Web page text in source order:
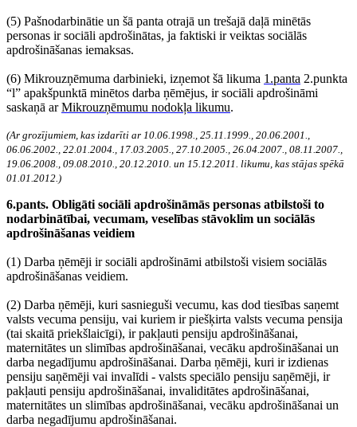
(5) Pašnodarbinātie un šā panta otrajā un trešajā daļā minētās
personas ir sociāli apdrošinātas, ja faktiski ir veiktas sociālās
apdrošināšanas iemaksas.
(6) Mikrouzņēmuma darbinieki, izņemot šā likuma 1.panta 2.punkta
“l” apakšpunktā minētos darba ņēmējus, ir sociāli apdrošināmi
saskaņā arMikrouzņēmumu nodokļa likumu.
(Ar grozījumiem, kas izdarīti ar 10.06.1998., 25.11.1999., 20.06.2001.,
06.06.2002., 22.01.2004., 17.03.2005., 27.10.2005., 26.04.2007., 08.11.2007.,
19.06.2008., 09.08.2010., 20.12.2010. un 15.12.2011. likumu, kas stājas spēkā
01.01.2012.)
6.pants. Obligāti sociāli apdrošināmās personas atbilstoši to
nodarbinātībai, vecumam, veselības stāvoklim un sociālās
apdrošināšanas veidiem
(1) Darba ņēmēji ir sociāli apdrošināmi atbilstoši visiem sociālās
apdrošināšanas veidiem.
(2) Darba ņēmēji, kuri sasnieguši vecumu, kas dod tiesības saņemt
valsts vecuma pensiju, vai kuriem ir piešķirta valsts vecuma pensija
(tai skaitā priekšlaicīgi), ir pakļauti pensiju apdrošināšanai,
maternitātes un slimības apdrošināšanai, vecāku apdrošināšanai un
darba negadījumu apdrošināšanai. Darba ņēmēji, kuri ir izdienas
pensiju saņēmēji vai invalīdi - valsts speciālo pensiju saņēmēji, ir
pakļauti pensiju apdrošināšanai, invaliditātes apdrošināšanai,
maternitātes un slimības apdrošināšanai, vecāku apdrošināšanai un
darba negadījumu apdrošināšanai.